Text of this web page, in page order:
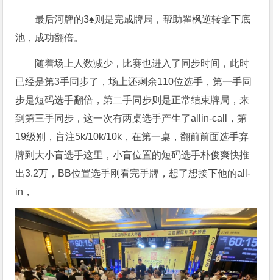
最后河牌的3♠️则是完成牌局，帮助瞿枫逆转拿下底
池，成功翻倍。
随着场上人数减少，比赛也进入了同步时间，此时
已经是第3手同步了，场上还剩余110位选手，第一手同
步是短码选手翻倍，第二手同步则是正常结束牌局，来
到第三手同步，这一次有两桌选手产生了allin-call，第
19级别，盲注5k/10k/10k，在第一桌，翻前前面选手弃
牌到大小盲选手这里，小盲位置的短码选手朴俊爽快推
出3.2万，BB位置选手刚看完手牌，想了想接下他的all-
in，